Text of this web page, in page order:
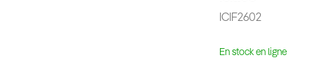
ICIF2602
En stock en ligne